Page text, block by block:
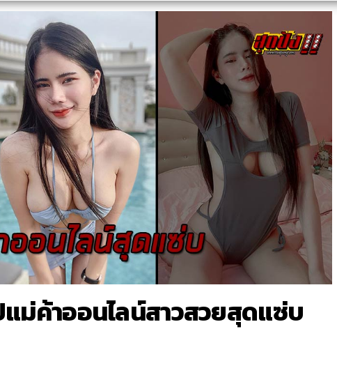
แม่ค้าออนไลน์สาวสวยสุดแซ่บ